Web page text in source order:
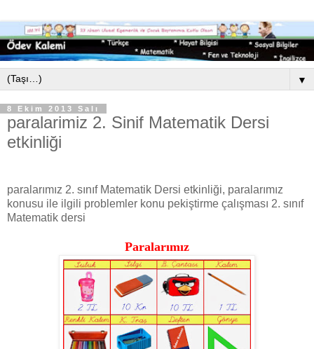
▼
8 Ekim 2013 Salı
paralarimiz 2. Sinif Matematik Dersi
etkinliği
paralarımız 2. sınıf Matematik Dersi etkinliği, paralarımız
konusu ile ilgili problemler konu pekiştirme çalışması 2. sınıf
Matematik dersi
Paralarımız